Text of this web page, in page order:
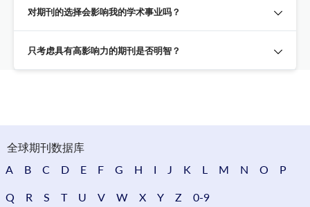
对期刊的选择会影响我的学术事业吗？
只考虑具有高影响力的期刊是否明智？
全球期刊数据库
A
B C D E F G H I J K L M N O P
Q R S T U V W X Y Z 0-9